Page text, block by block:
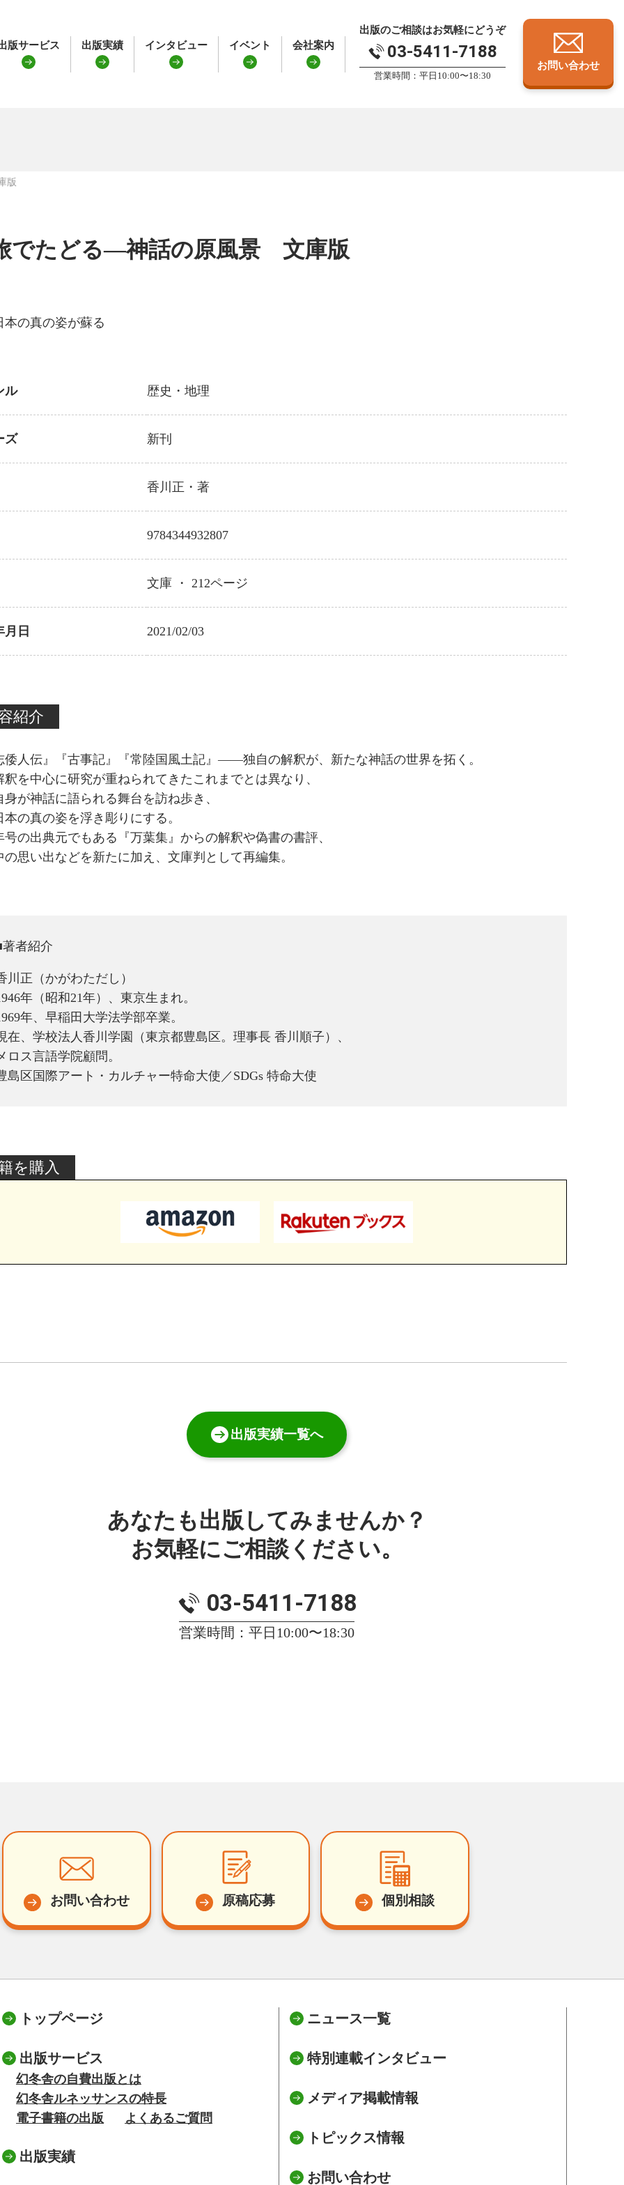
版サービス 出版実績 インタビュー イベント 会社案内
出版のご相談はお気軽にどうぞ
03-5411-7188
営業時間：平日10:00〜18:30
お問い合わせ
版
でたどる―神話の原風景 文庫版
本の真の姿が蘇る
ル 歴史・地理
ズ 新刊
香川正 ・著
9784344932807
文庫 ・212ページ
月日 2021/02/03
紹介
倭人伝』『古事記』『常陸国風土記』――独自の解釈が、新たな神話の世界を拓く。
釈を中心に研究が重ねられてきたこれまでとは異なり、
身が神話に語られる舞台を訪ね歩き、
本の真の姿を浮き彫りにする。
号の出典元でもある『万葉集』からの解釈や偽書の書評、
の思い出などを新たに加え、文庫判として再編集。
者紹介
川正（かがわただし）
年（昭和21年）、東京生まれ。
年、早稲田大学法学部卒業。
在、学校法人香川学園（東京都豊島区。理事長 香川順子）、
ロス言語学院顧問。
島区国際アート・カルチャー特命大使／SDGs 特命大使
を購入
出版実績一覧へ
あなたも出版してみませんか？
お気軽にご相談ください。
03-5411-7188
営業時間：平日10:00〜18:30
お問い合わせ 原稿応募 個別相談
トップページ
出版サービス
幻冬舎の自費出版とは
幻冬舎ルネッサンスの特長
電子書籍の出版
よくあるご質問
出版実績
ニュース一覧
特別連載インタビュー
メディア掲載情報
トピックス情報
お問い合わせ